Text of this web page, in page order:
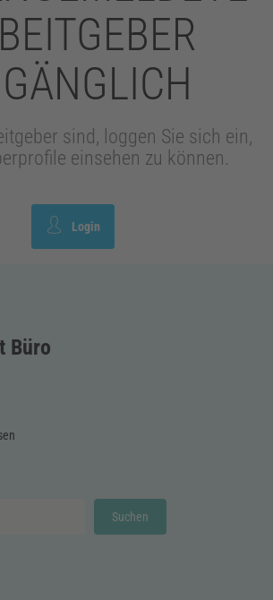
sind, loggen Sie sich ein,
einsehen zu können.
Login
Büro
Suchen